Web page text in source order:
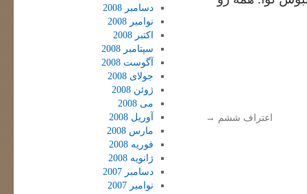
اعتراف ششم →
دسامبر 2008
نوامبر 2008
اکتبر 2008
سپتامبر 2008
آگوست 2008
جولای 2008
ژوئن 2008
می 2008
آوریل 2008
مارس 2008
فوریه 2008
ژانویه 2008
دسامبر 2007
نوامبر 2007